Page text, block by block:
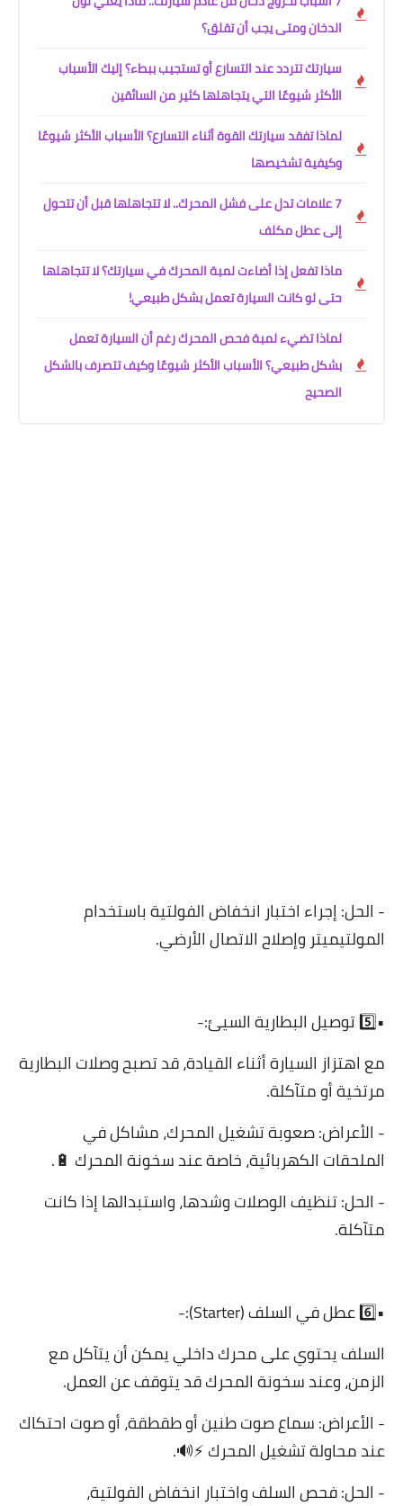
الدخان ومتى يجب أن تقلق؟
سيارتك تتردد عند التسارع أو تستجيب ببطء؟ إليك الأسباب
الأكثر شيوعًا التي يتجاهلها كثير من السائقين
لماذا تفقد سيارتك القوة أثناء التسارع؟ الأسباب الأكثر شيوعًا
وكيفية تشخيصها
7 علامات تدل على فشل المحرك.. لا تتجاهلها قبل أن تتحول
إلى عطل مكلف
ماذا تفعل إذا أضاءت لمبة المحرك في سيارتك؟ لا تتجاهلها
حتى لو كانت السيارة تعمل بشكل طبيعي!
لماذا تضيء لمبة فحص المحرك رغم أن السيارة تعمل
بشكل طبيعي؟ الأسباب الأكثر شيوعًا وكيف تتصرف بالشكل
الصحيح
- الحل: إجراء اختبار انخفاض الفولتية باستخدام
المولتيميتر وإصلاح الاتصال الأرضي.
•5️⃣ توصيل البطارية السيئ:-
مع اهتزاز السيارة أثناء القيادة، قد تصبح وصلات البطارية
مرتخية أو متآكلة.
- الأعراض: صعوبة تشغيل المحرك، مشاكل في
الملحقات الكهربائية، خاصة عند سخونة المحرك 🔋.
- الحل: تنظيف الوصلات وشدها، واستبدالها إذا كانت
متآكلة.
•6️⃣ عطل في السلف (Starter):-
السلف يحتوي على محرك داخلي يمكن أن يتآكل مع
الزمن، وعند سخونة المحرك قد يتوقف عن العمل.
- الأعراض: سماع صوت طنين أو طقطقة، أو صوت احتكاك
عند محاولة تشغيل المحرك ⚡🔊.
- الحل: فحص السلف واختبار انخفاض الفولتية،